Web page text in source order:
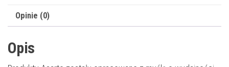
7ml
|
magenta
Opinie (0)
Opis